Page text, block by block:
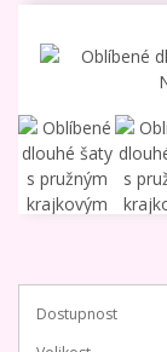
Dostupnost